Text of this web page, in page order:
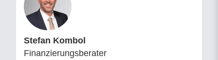
Stefan Kombol
Finanzierungsberater